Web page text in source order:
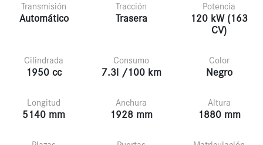
Transmisión
Automático
Tracción
Trasera
Potencia
120 kW (163
CV)
Cilindrada
1950 cc
Consumo
7.3l /100 km
Color
Negro
Longitud
5140 mm
Anchura
1928 mm
Altura
1880 mm